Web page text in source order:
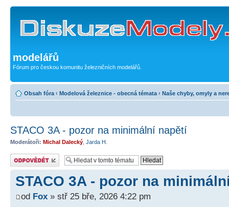
modelářů
Fórum pro českou komunitu železničních modelářů.
Obsah fóra ‹ Modelová železnice - obecná témata ‹ Naše chyby, omyly a
STACO 3A - pozor na minimální napětí
Moderátoři: Michal Dalecký Jarda H.
Odeslat odpověď
STACO 3A - pozor na
od Fox » stř 25 bře, 2026 4:22 pm